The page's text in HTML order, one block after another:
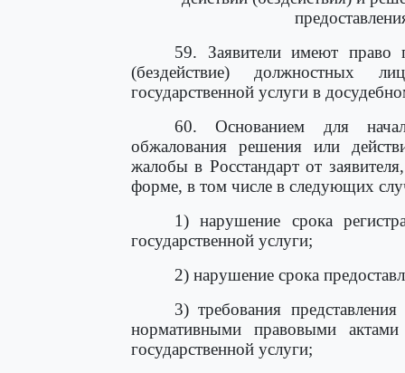
59. Заявители имеют право
(бездействие) должностных
государственной услуги в
60. Основанием для
обжалования решения или
жалобы в Росстандарт от
форме, в том числе в следующих
1) нарушение срока
государственной услуги;
2) нарушение срока
3) требования
нормативными правовыми
государственной услуги;